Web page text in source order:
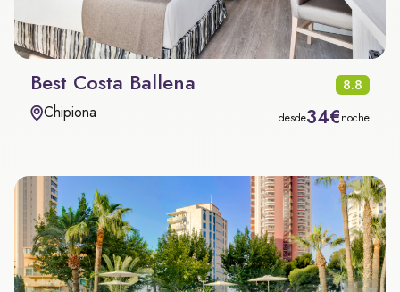
Best Costa Ballena 8.8
Chipiona desde34€noche